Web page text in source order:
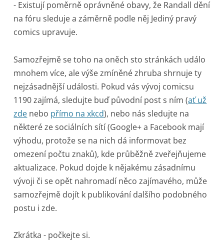
- Existují poměrně oprávněné obavy, že Randall dění
na fóru sleduje a záměrně podle něj Jediný pravý
comics upravuje.
Samozřejmě se toho na oněch sto stránkách událo
mnohem více, ale výše zmíněné zhruba shrnuje ty
nejzásadnější události. Pokud vás vývoj comicsu
1190 zajímá, sledujte buď původní post s ním (ať už
zde nebo přímo na xkcd), nebo nás sledujte na
některé ze sociálních sítí (Google+ a Facebook mají
výhodu, protože se na nich dá informovat bez
omezení počtu znaků), kde průběžně zveřejňujeme
aktualizace. Pokud dojde k nějakému zásadnímu
vývoji či se opět nahromadí něco zajímavého, může
samozřejmě dojít k publikování dalšího podobného
postu i zde.
Zkrátka - počkejte si.